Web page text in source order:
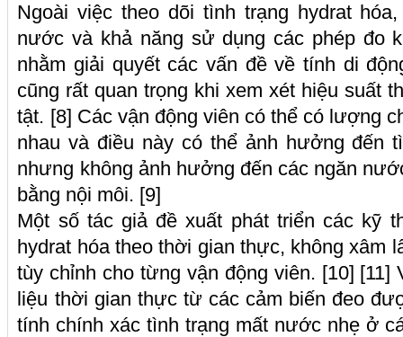
Ngoài việc theo dõi tình trạng hydrat
nước và khả năng sử dụng các phép đo
nhằm giải quyết các vấn đề về tính di
cũng rất quan trọng khi xem xét hiệu suất
tật. [8] Các vận động viên có thể có lượng
nhau và điều này có thể ảnh hưởng đến
nhưng không ảnh hưởng đến các ngăn
bằng nội môi. [9]
Một số tác giả đề xuất phát triển các kỹ
hydrat hóa theo thời gian thực, không xâm
tùy chỉnh cho từng vận động viên. [10]
liệu thời gian thực từ các cảm biến đeo
tính chính xác tình trạng mất nước nhẹ ở